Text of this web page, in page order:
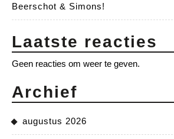
Beerschot & Simons!
Laatste reacties
Geen reacties om weer te geven.
Archief
augustus 2026